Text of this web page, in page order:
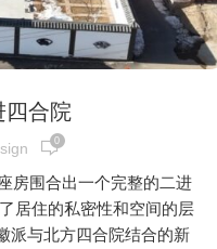
四合院
0
房围合出一个完整的二进
居住的私密性和空间的层
派与北方四合院结合的新